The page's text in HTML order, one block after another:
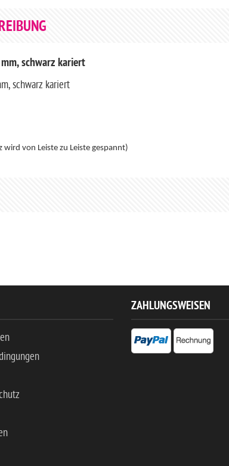
schwarz kariert
schwarz kariert
von Leiste zu Leiste gespannt)
ZAHLUNGSWEISEN